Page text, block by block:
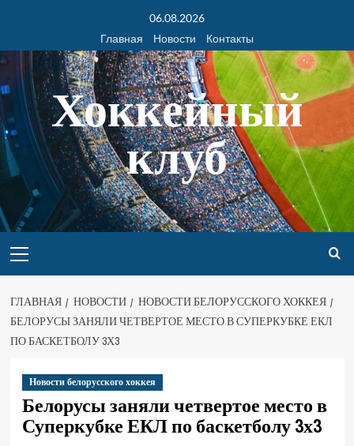
06.08.2026
Главная
Новости Контакты
Хоккейный
клуб
ГЛАВНАЯ НОВОСТИ
НОВОСТИ БЕЛОРУССКОГО ХОККЕЯ
БЕЛОРУСЫ ЗАНЯЛИ ЧЕТВЕРТОЕ МЕСТО В СУПЕРКУБКЕ ЕКЛ
ПО БАСКЕТБОЛУ 3Х3
Новости белорусского хоккея
Белорусы заняли четвертое место в
Суперкубке ЕКЛ по баскетболу 3х3